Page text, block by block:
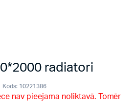
radiatori
Kods: 10221386
nav pieejama noliktavā. Tomēr